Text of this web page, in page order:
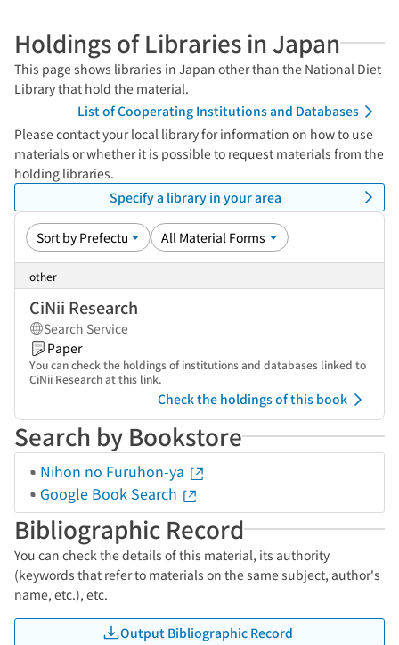
Holdings of Libraries in Japan
This page shows libraries in Japan other than the National Diet
Library that hold the material.
List of Cooperating Institutions and Databases
Please contact your local library for information on how to use
materials or whether it is possible to request materials from the
holding libraries.
Specify a library in your area
other
CiNii Research
Search Service
Paper
You can check the holdings of institutions and databases linked to
CiNii Research at this link.
Check the holdings of this book
Search by Bookstore
Nihon no Furuhon-ya
Google Book Search
Bibliographic Record
You can check the details of this material, its authority
(keywords that refer to materials on the same subject, author's
name, etc.), etc.
Output Bibliographic Record